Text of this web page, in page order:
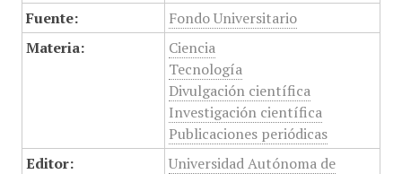
Fuente:
Fondo Universitario
Materia:
Ciencia
Tecnología
Divulgación científica
Investigación científica
Publicaciones periódicas
Editor:
Universidad Autónoma de